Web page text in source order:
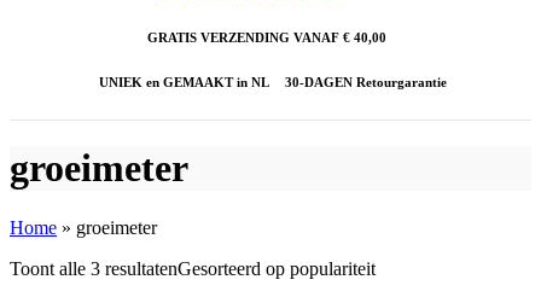
GRATIS VERZENDING VANAF € 40,00
UNIEK en GEMAAKT in NL 30-DAGEN Retourgarantie
groeimeter
Home » groeimeter
Toont alle 3 resultatenGesorteerd op populariteit